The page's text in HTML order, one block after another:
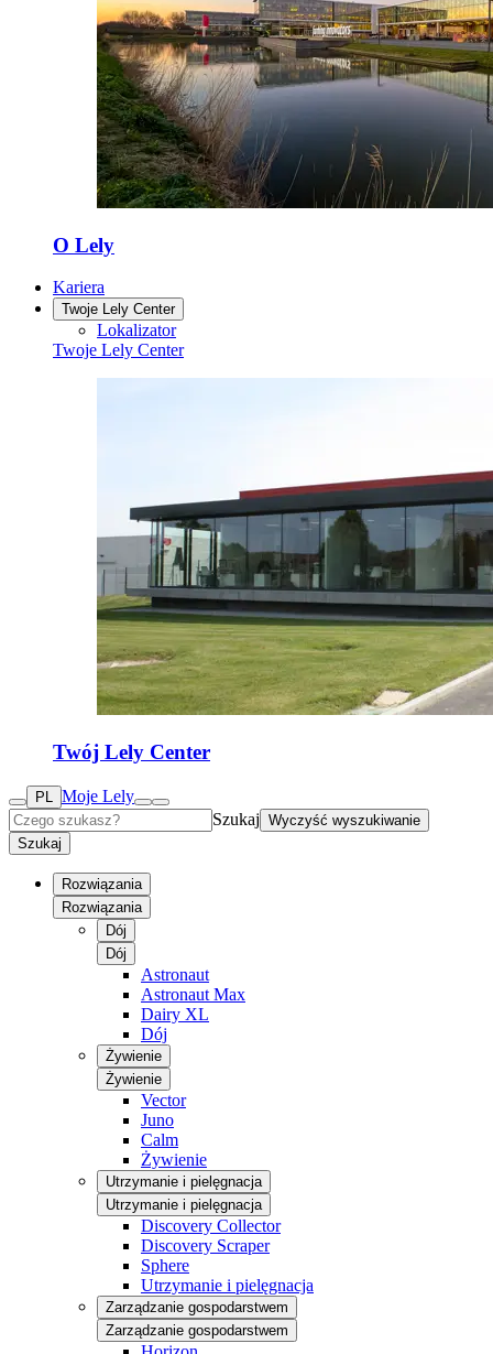
O Lely
Kariera
Twoje Lely Center
Lokalizator
Twoje Lely Center
Twój Lely Center
PL
Moje Lely
Szukaj Wyczyść wyszukiwanie
Szukaj
Rozwiązania
Rozwiązania
Dój
Dój
Astronaut
Astronaut Max
Dairy XL
Dój
Żywienie
Żywienie
Vector
Juno
Calm
Żywienie
Utrzymanie i pielęgnacja
Utrzymanie i pielęgnacja
Discovery Collector
Discovery Scraper
Sphere
Utrzymanie i pielęgnacja
Zarządzanie gospodarstwem
Zarządzanie gospodarstwem